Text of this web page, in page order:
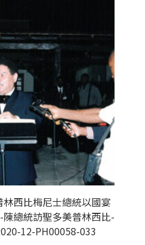
西比梅尼士總統以國宴
總統訪聖多美普林西比-
12-PH00058-033